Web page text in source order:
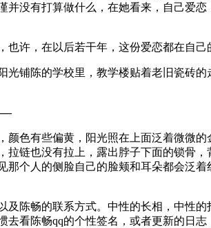
没有打算做什么，在她看来，自己爱
许，在以后若干年，这份爱恋都在自己
铺陈的学校里，教学楼贴着老旧瓷砖
色有些偏黄，阳光照在上面泛着微微
链也没有拉上，露出脖子下面的锁骨
个人的侧脸自己的脸颊和耳朵都会泛
陈畅的联系方式。中性的长相，中性
看陈畅qq的个性签名，或者更新的日